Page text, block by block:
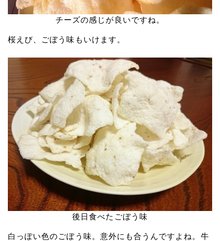
チーズの感じが良いですね。
桜えび、ごぼう味もいけます。
後日食べたごぼう味
白っぽい色のごぼう味。意外にも合うんですよね。牛